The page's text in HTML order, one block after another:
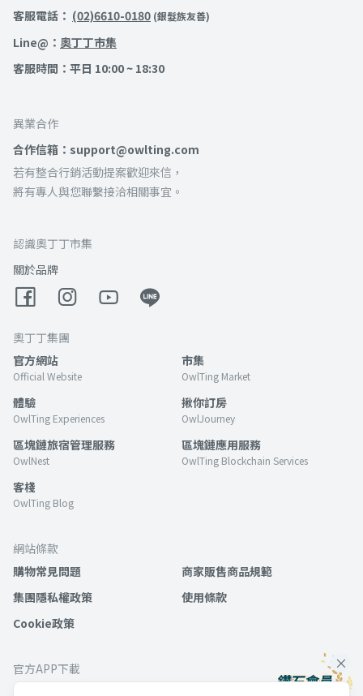
客服電話： (02)6610-0180 (銀髮族友善)
Line@： 奧丁丁市集
客服時間：平日 10:00 ~ 18:30
異業合作
合作信箱：support@owlting.com
若有整合行銷活動提案歡迎來信，
將有專人與您聯繫接洽相關事宜。
認識奧丁丁市集
關於品牌
奧丁丁集團
官方網站
Official Website
市集
OwlTing Market
體驗
OwlTing Experiences
揪你訂房
OwlJourney
區塊鏈旅宿管理服務
OwlNest
區塊鏈應用服務
OwlTing Blockchain Services
客棧
OwlTing Blog
網站條款
購物常見問題
商家販售商品規範
集團隱私權政策
使用條款
Cookie政策
官方APP下載